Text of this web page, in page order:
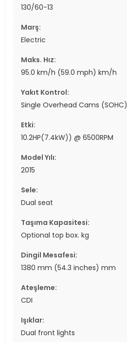
130/60-13
Marş:
Electric
Maks. Hız:
95.0 km/h (59.0 mph) km/h
Yakıt Kontrol:
Single Overhead Cams (SOHC)
Etki:
10.2HP(7.4kW)) @ 6500RPM
Model Yılı:
2015
Sele:
Dual seat
Taşıma Kapasitesi:
Optional top box. kg
Dingil Mesafesi:
1380 mm (54.3 inches) mm
Ateşleme:
CDI
Işıklar:
Dual front lights